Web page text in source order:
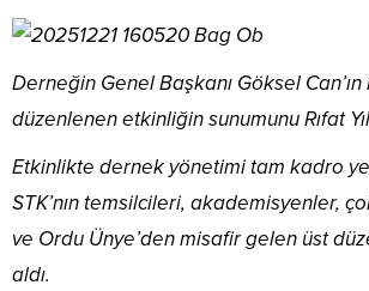
Derneğin Genel Başkanı Göksel
düzenlenen etkinliğin sunumunu Rıfat
Etkinlikte dernek yönetimi tam kadro
STK’nın temsilcileri, akademisyenler,
ve Ordu Ünye’den misafir gelen üst
aldı.